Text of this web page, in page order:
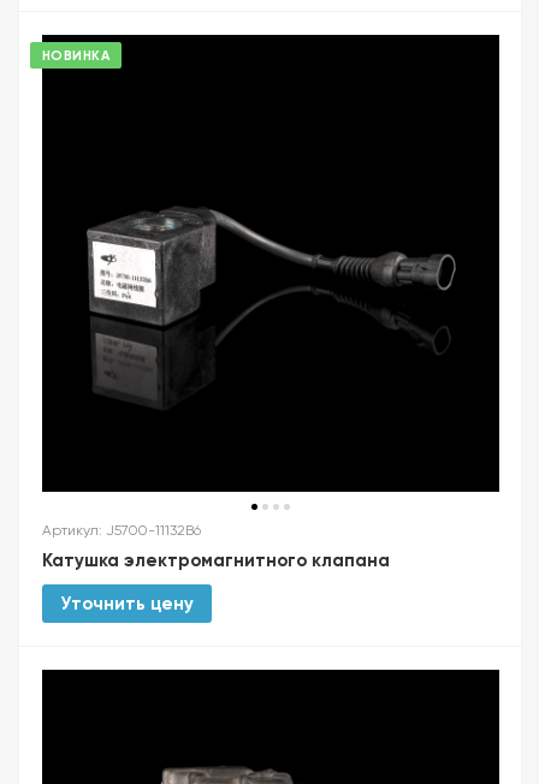
НОВИНКА
Артикул: J5700-11132B6
Катушка электромагнитного клапана
Уточнить цену